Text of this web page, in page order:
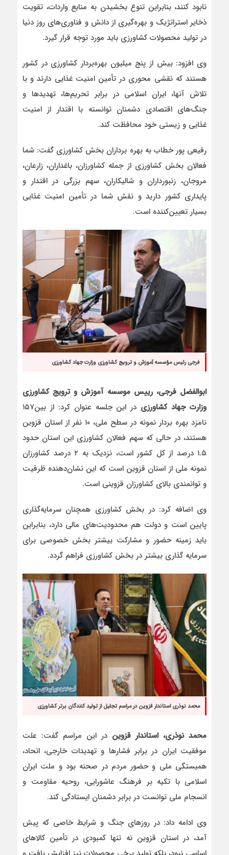
نابود کنند، بنابراین تنوع بخشیدن به منابع واردات، تقویت
ذخایر استراتژیک و بهره‌گیری از دانش و فناوری‌های روز دنیا
در تولید محصولات کشاورزی باید مورد توجه قرار گیرد.
وی افزود: بیش از پنج میلیون بهره‌بردار کشاورزی در کشور
هستند که نقشی محوری در تأمین امنیت غذایی دارند و با
تلاش آنها، ایران اسلامی در برابر تحریم‌ها، تهدیدها و
جنگ‌های اقتصادی دشمنان توانسته با اقتدار از امنیت
غذایی و زیستی خود محافظت کند.
رفیعی پور خطاب به بهره برداران بخش کشاورزی گفت: شما
فعالان بخش کشاورزی از جمله کشاورزان، باغداران، زارعان،
مروجان، زنبورداران و شالیکاران، سهم بزرگی در اقتدار و
پایداری کشور دارید و نقش شما در تأمین امنیت غذایی
بسیار تعیین‌کننده است.
فرجی رئیس مؤسسه آموزش و ترویج کشاورزی وزارت جهاد کشاورزی
ابوالفضل فرجی، رییس موسسه آموزش و ترویج کشاورزی
وزارت جهاد کشاورزی
در این جلسه عنوان کرد: از بین۱۵۷
نامزد بهره بردار نمونه در سطح ملی، ۱۰ نفر از استان قزوین
هستند، در حالی که سهم فعالان کشاورزی این استان حدود
۱.۵ درصد از کل کشور است، نزدیک به ۲ درصد کشاورزان
نمونه ملی از استان قزوین است که این نشان‌دهنده ظرفیت
و توانمندی بالای کشاورزان قزوینی است.
وی اضافه کرد: در بخش کشاورزی همچنان سرمایه‌گذاری
پایین است و دولت هم محدودیت‌های مالی دارد، بنابراین
باید زمینه حضور و مشارکت بیشتر بخش خصوصی برای
سرمایه گذاری بیشتر در بخش کشاورزی فراهم گردد.
محمد نوذری استاندار قزوین در مراسم تجلیل از تولید کنندگان برتر کشاورزی
محمد نوذری، استاندار قزوین در این مراسم گفت: علت
موفقیت ایران در برابر فشارها و تهدیدات خارجی، اتحاد،
همبستگی ملی و حضور مردم در صحنه بود و ملت ایران
اسلامی با تکیه بر فرهنگ عاشورایی، روحیه مقاومت و
انسجام ملی توانست در برابر دشمنان ایستادگی کند.
وی ادامه داد: در روزهای جنگ و شرایط خاصی که پیش
آمد، در استان قزوین نه تنها کمبودی در تأمین کالاهای